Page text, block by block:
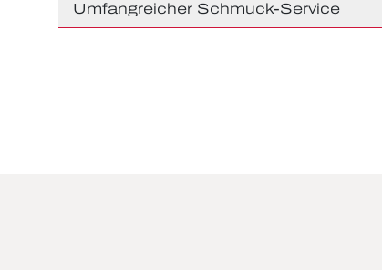
Umfangreicher Schmuck-Service